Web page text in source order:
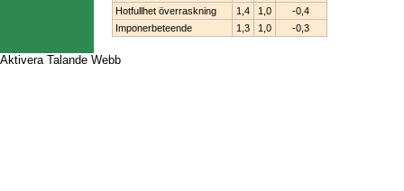
Hotfullhet överraskning
1,4 1,0
-0,4
Imponerbeteende
1,3 1,0 -0,3
Aktivera Talande Webb